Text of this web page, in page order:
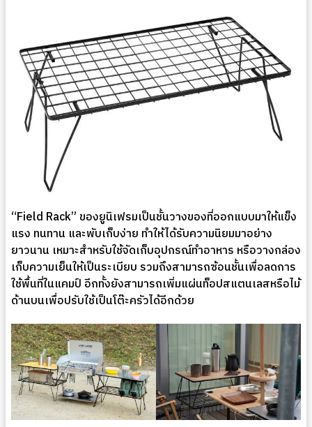
“Field Rack” ของยูนิเฟรมเป็นชั้นวางของที่ออกแบบมาให้แข็ง
แรง ทนทาน และพับเก็บง่าย ทำให้ได้รับความนิยมมาอย่าง
ยาวนาน เหมาะสำหรับใช้จัดเก็บอุปกรณ์ทำอาหาร หรือวางกล่อง
เก็บความเย็นให้เป็นระเบียบ รวมถึงสามารถซ้อนชั้นเพื่อลดการ
ใช้พื้นที่ในแคมป์ อีกทั้งยังสามารถเพิ่มแผ่นท็อปสแตนเลสหรือไม้
ด้านบนเพื่อปรับใช้เป็นโต๊ะครัวได้อีกด้วย